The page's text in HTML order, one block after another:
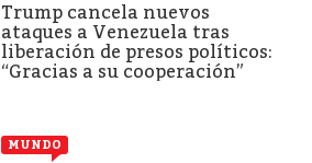
Trump cancela nuevos
ataques a Venezuela tras
liberación de presos políticos:
“Gracias a su cooperación”
MUNDO